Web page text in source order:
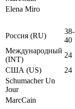
Elena Miro
Россия (RU)
38-
40
Международный
(INT)
24
США (US)
24
Schumacher Un
Jour
MarcCain